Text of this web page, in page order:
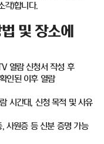
각)합니다.
및 장소에
열람 신청서 작성 후
인된 이후 열람
시간대, 신청 목적 및 사유
, 사원증 등 신분 증명 가능